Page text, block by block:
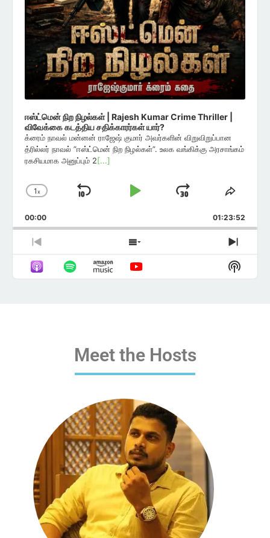
ஈஸ்ட்மென் நிற நிழல்கள் | Rajesh Kumar Crime Thriller |
விவேக்கை கடத்திய சதிக்காரர்கள் யார்?
க்ரைம் நாவல் மன்னன் ராஜேஷ் குமார் அவர்களின் விறுவிறுப்பான
த்ரில்லர் நாவல் ”ஈஸ்ட்மென் நிற நிழல்கள்”. உலக வங்கிக்கு அரசாங்கம்
ரகசியமாக அனுப்பும் 2[...]
Change
Rate
1x
Skip
Play
Jump
Forward
Share
00:00 01:23:52
Previous
Episode
Show
Episodes
List
Next
Show
Meet the Hosts